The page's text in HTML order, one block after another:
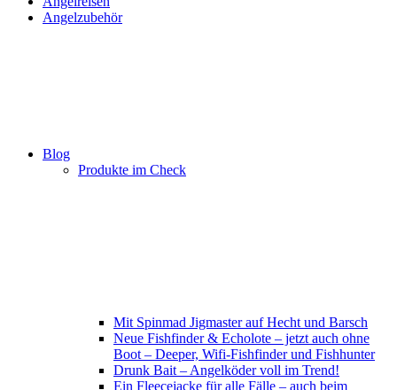
Angelzubehör
Blog
Produkte im Check
Mit Spinmad Jigmaster auf Hecht und Barsch
Neue Fishfinder & Echolote – jetzt auch ohne
Boot – Deeper, Wifi-Fishfinder und Fishhunter
Drunk Bait – Angelköder voll im Trend!
Ein Fleecejacke für alle Fälle – auch beim